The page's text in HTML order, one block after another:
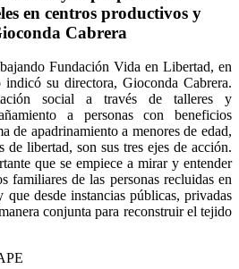
en centros productivos y
Cabrera
Fundación Vida en Libertad, en
su directora, Gioconda Cabrera.
social a través de talleres y
a personas con beneficios
de apadrinamiento a menores de edad,
libertad, son sus tres ejes de acción.
que se empiece a mirar y entender
familiares de las personas recluidas en
que desde instancias públicas, privadas
conjunta para reconstruir el tejido